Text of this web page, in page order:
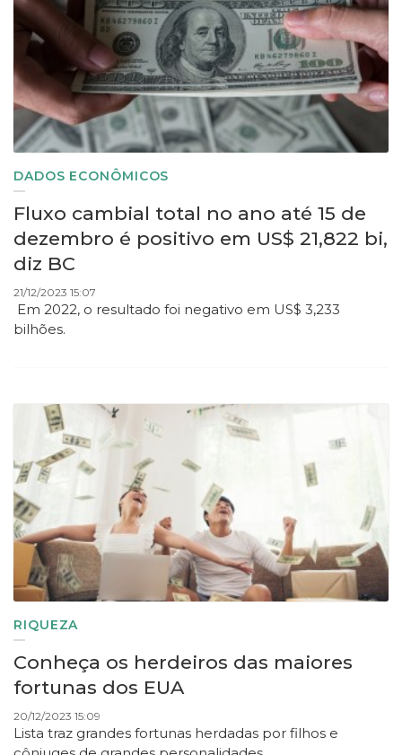
DADOS ECONÔMICOS
Fluxo cambial total no ano até 15 de
dezembro é positivo em US$ 21,822 bi,
diz BC
21/12/2023 15:07
Em 2022, o resultado foi negativo em US$ 3,233
bilhões.
RIQUEZA
Conheça os herdeiros das maiores
fortunas dos EUA
20/12/2023 15:09
Lista traz grandes fortunas herdadas por filhos e